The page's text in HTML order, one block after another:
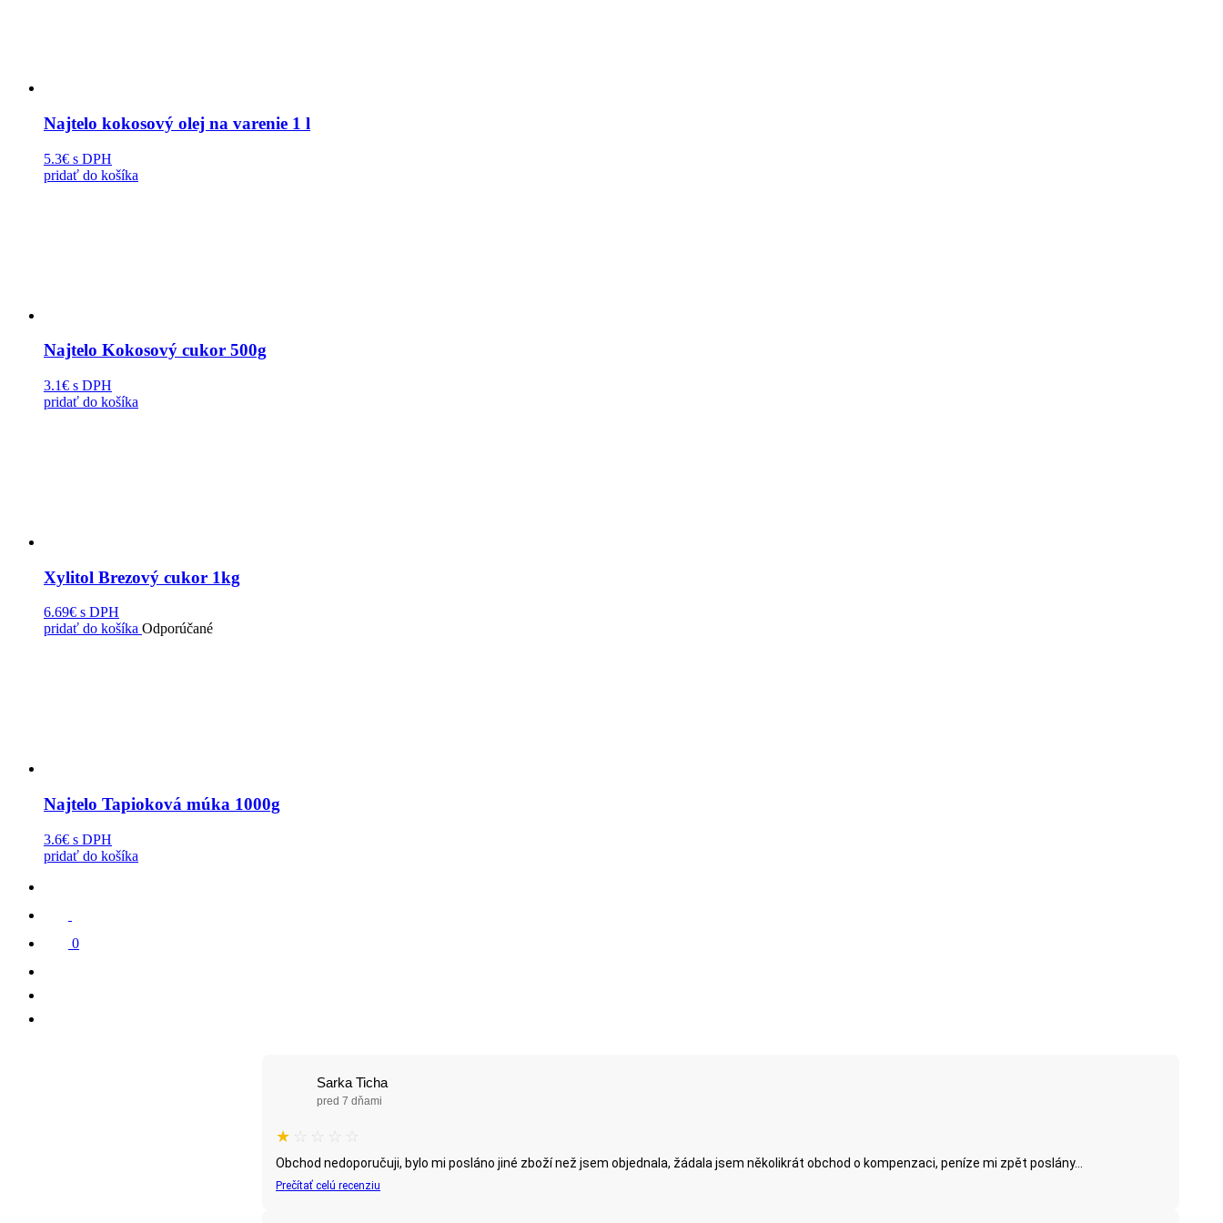
Najtelo kokosový olej na varenie 1 l
5.3€ s DPH
pridať do košíka
Najtelo Kokosový cukor 500g
3.1€ s DPH
pridať do košíka
Xylitol Brezový cukor 1kg
6.69€ s DPH
pridať do košíka Odporúčané
Najtelo Tapioková múka 1000g
3.6€ s DPH
pridať do košíka
0
Sarka Ticha
pred 7 dňami
★ ☆ ☆ ☆ ☆
Obchod nedoporučuji, bylo mi posláno jiné zboží než jsem objednala, žádala jsem několikrát obchod o kompenzaci, peníze mi zpět poslány...
Prečítať celú recenziu